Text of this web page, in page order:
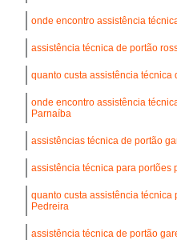
onde encontro assistência
assistência técnica de portão
quanto custa assistência técnica
onde encontro assistência
Parnaíba
assistências técnica de portão
assistência técnica para portões
quanto custa assistência técnica
Pedreira
assistência técnica de portão